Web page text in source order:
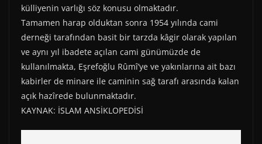
külliyenin varlığı söz konusu olmaktadır.
Tamamen harap olduktan sonra 1954 yılında cami
derneği tarafından basit bir tarzda kâgir olarak yapılan
ve aynı yıl ibadete açılan cami günümüzde de
kullanılmakta, Eşrefoğlu Rûmî’ye ve yakınlarına ait bazı
kabirler de minare ile caminin sağ tarafı arasında kalan
açık hazîrede bulunmaktadır.
KAYNAK: İSLAM ANSİKLOPEDİSİ